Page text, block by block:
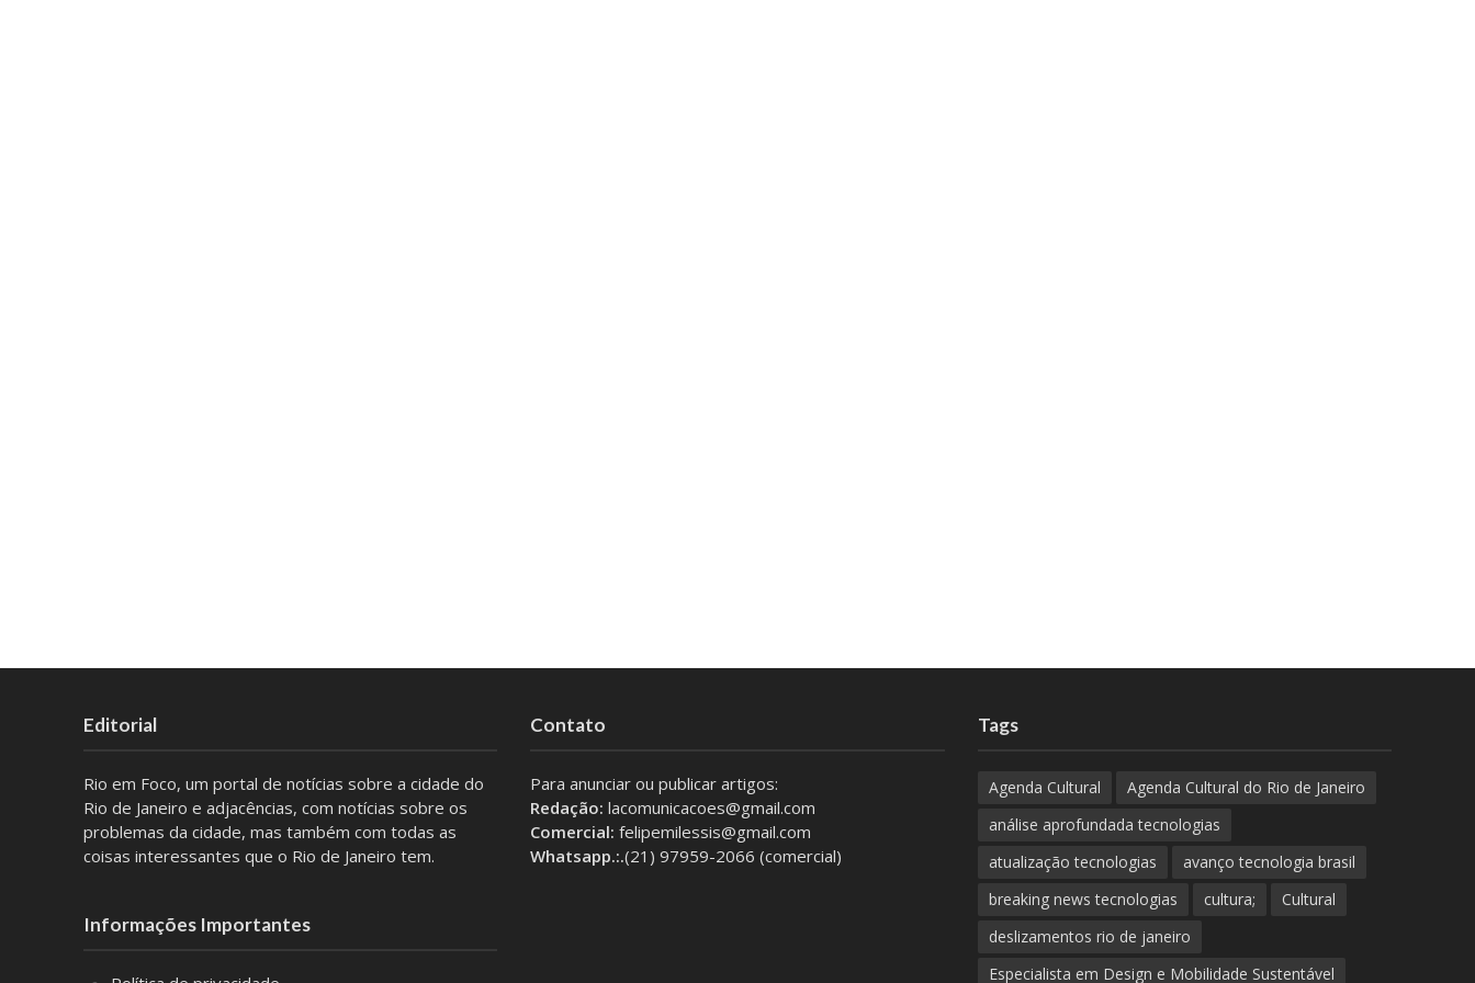
Editorial
Rio em Foco, um portal de notícias sobre a cidade do
Rio de Janeiro e adjacências, com notícias sobre os
problemas da cidade, mas também com todas as
coisas interessantes que o Rio de Janeiro tem.
Informações Importantes
Contato
Para anunciar ou publicar artigos:
Redação: lacomunicacoes@gmail.com
Comercial: felipemilessis@gmail.com
Whatsapp.:.(21) 97959-2066 (comercial)
Tags
Agenda Cultural
Agenda Cultural do Rio de Janeiro
análise aprofundada tecnologias
atualização tecnologias
avanço tecnologia brasil
breaking news tecnologias
cultura;
Cultural
deslizamentos rio de janeiro
Especialista em Design e Mobilidade Sustentável